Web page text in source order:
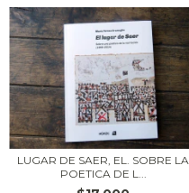
LUGAR DE SAER, EL. SOBRE LA
POETICA DE L...